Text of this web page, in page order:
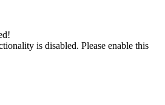
is disabled. Please enable this